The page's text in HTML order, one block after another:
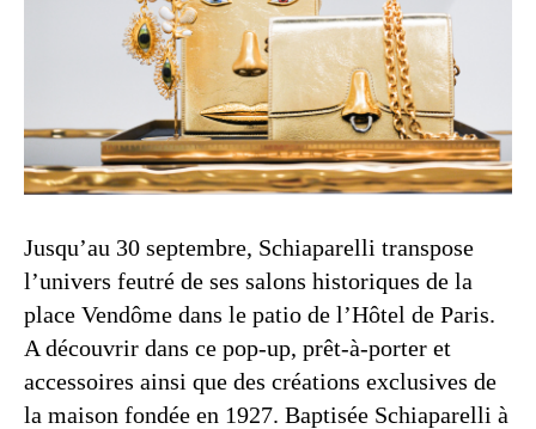
Jusqu’au 30 septembre, Schiaparelli transpose
l’univers feutré de ses salons historiques de la
place Vendôme dans le patio de l’Hôtel de Paris.
A découvrir dans ce pop-up, prêt-à-porter et
accessoires ainsi que des créations exclusives de
la maison fondée en 1927. Baptisée Schiaparelli à